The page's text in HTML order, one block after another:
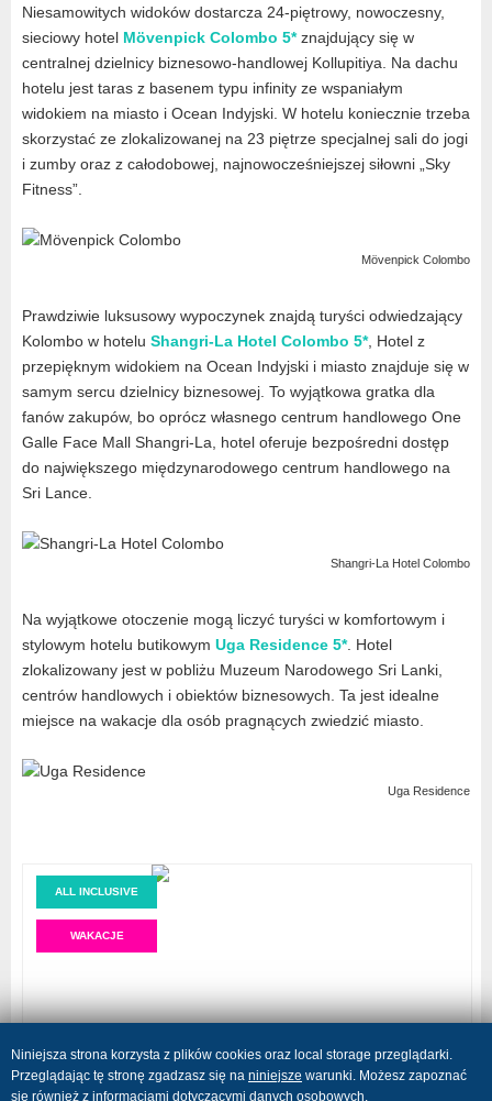
Niesamowitych widoków dostarcza 24-piętrowy, nowoczesny,
sieciowy hotel Mövenpick Colombo 5*znajdujący się w
centralnej dzielnicy biznesowo-handlowej Kollupitiya. Na dachu
hotelu jest taras z basenem typu infinity ze wspaniałym
widokiem na miasto i Ocean Indyjski. W hotelu koniecznie trzeba
skorzystać ze zlokalizowanej na 23 piętrze specjalnej sali do jogi
i zumby oraz z całodobowej, najnowocześniejszej siłowni „Sky
Fitness”.
Mövenpick Colombo
Prawdziwie luksusowy wypoczynek znajdą turyści odwiedzający
Kolombo w hotelu Shangri-La Hotel Colombo 5*, Hotel z
przepięknym widokiem na Ocean Indyjski i miasto znajduje się w
samym sercu dzielnicy biznesowej. To wyjątkowa gratka dla
fanów zakupów, bo oprócz własnego centrum handlowego One
Galle Face Mall Shangri-La, hotel oferuje bezpośredni dostęp
do największego międzynarodowego centrum handlowego na
Sri Lance.
Shangri-La Hotel Colombo
Na wyjątkowe otoczenie mogą liczyć turyści w komfortowym i
stylowym hotelu butikowym Uga Residence 5*. Hotel
zlokalizowany jest w pobliżu Muzeum Narodowego Sri Lanki,
centrów handlowych i obiektów biznesowych. Ta jest idealne
miejsce na wakacje dla osób pragnących zwiedzić miasto.
Uga Residence
ALL INCLUSIVE
WAKACJE
Niniejsza strona korzysta z plików cookies oraz local storage przeglądarki.
Przeglądając tę stronę zgadzasz się na niniejsze warunki. Możesz zapoznać
się również z informacjami dotyczącymi danych osobowych.